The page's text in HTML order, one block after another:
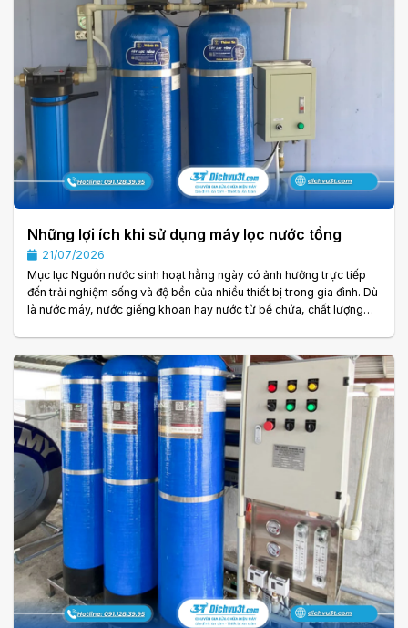
Những lợi ích khi sử dụng máy lọc nước tổng
21/07/2026
Mục lục Nguồn nước sinh hoạt hằng ngày có ảnh hưởng trực tiếp
đến trải nghiệm sống và độ bền của nhiều thiết bị trong gia đình. Dù
là nước máy, nước giếng khoan hay nước từ bể chứa, chất lượng
càng nhiều gia đình quan tâm đến những lợi ích khi sử dụng máy lọc
nước tổng. Khác với máy lọc nước uống chỉ xử lý nước tại một vị trí,
máy. . .